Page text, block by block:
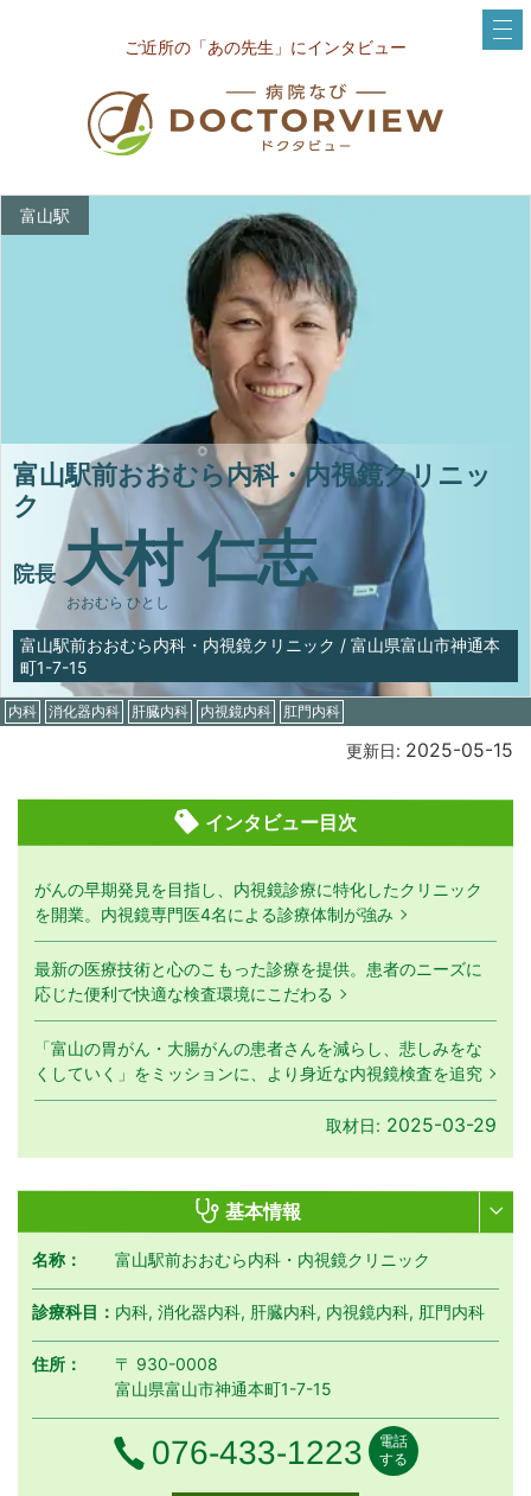
ご近所の「あの先生」にインタビュー
富山駅
富山駅前おおむら内科・内視鏡クリニッ
ク
院長 大村 仁志
おおむら ひとし
富山駅前おおむら内科・内視鏡クリニック / 富山県富山市神通本
町1-7-15
内科 消化器内科 肝臓内科 内視鏡内科 肛門内科
更新日: 2025-05-15
インタビュー目次
がんの早期発見を目指し、内視鏡診療に特化したクリニック
を開業。内視鏡専門医4名による診療体制が強み
最新の医療技術と心のこもった診療を提供。患者のニーズに
応じた便利で快適な検査環境にこだわる
「富山の胃がん・大腸がんの患者さんを減らし、悲しみをな
くしていく」をミッションに、より身近な内視鏡検査を追究
取材日: 2025-03-29
基本情報
名称： 富山駅前おおむら内科・内視鏡クリニック
診療科目： 内科, 消化器内科, 肝臓内科, 内視鏡内科, 肛門内科
住所：
〒 930-0008
富山県富山市神通本町1-7-15
電話番号
076-433-1223
電話
する